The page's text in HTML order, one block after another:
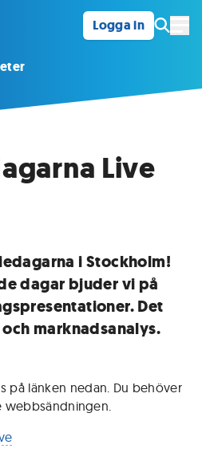
Logga in
Live
i Stockholm!
dagar bjuder vi på
Det
marknadsanalys.
på länken nedan. Du behöver
webbsändningen.